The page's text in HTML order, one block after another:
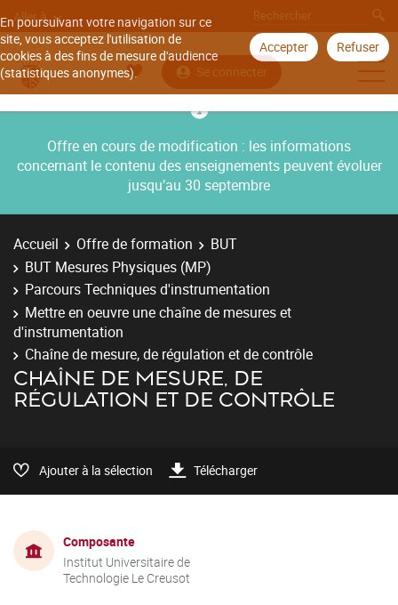
En poursuivant votre navigation sur ce
site, vous acceptez l'utilisation de
cookies à des fins de mesure d'audience
(statistiques anonymes).
Accepter Refuser
Aller à
Se connecter
Offre en cours de modification : les informations
concernant le contenu des enseignements peuvent évoluer
jusqu’au 30 septembre
Accueil Offre de formation
BUT
BUT Mesures Physiques (MP)
Parcours Techniques d'instrumentation
Mettre en oeuvre une chaîne de mesures et
d'instrumentation
Chaîne de mesure, de régulation et de contrôle
CHAÎNE DE MESURE, DE
RÉGULATION ET DE CONTRÔLE
Ajouter à la sélection Télécharger
Composante
Institut Universitaire de
Technologie Le Creusot